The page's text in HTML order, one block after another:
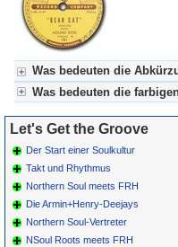
Was bedeuten die
Für LGTG-Let's Get The
BPC = Belgian-Popcorn-
FRH = Fifties-Record-Hop-
Was bedeuten die
Für LGTG-Let's Get The
Grün = Kurzgeschichte
Grün! = fachlich bestimmt
Grün+ = Stundenbeitrag
Gelb = Kurzgeschichten oder
Blau = Beschreibungstext
Let's Get the Groove
Der Start einer Soulkultur
Takt und Rhythmus
Northern Soul meets FRH
Die Armin+Henry-Deejays
Northern Soul-Vertreter
NSoul Roots meets FRH